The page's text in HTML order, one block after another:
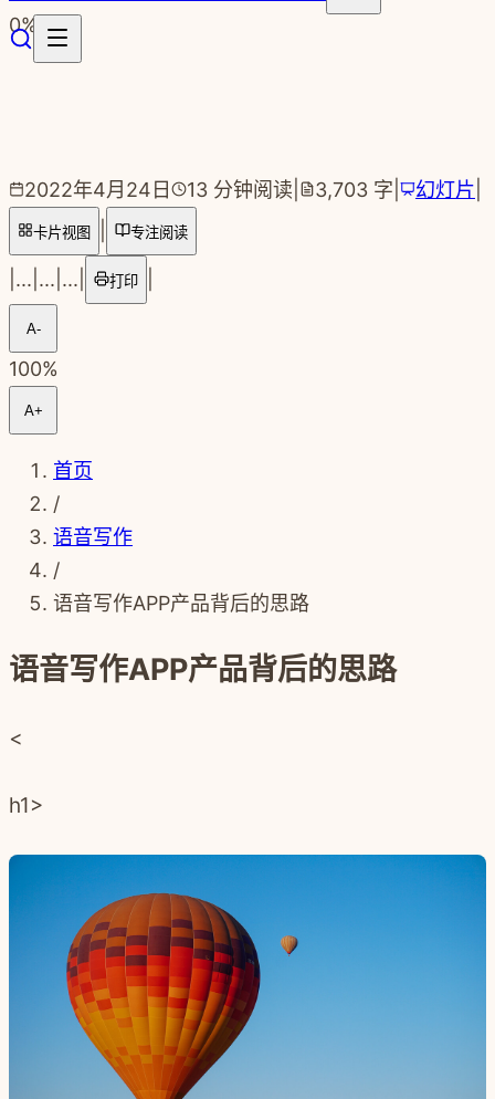
跳转到主要内容
0%
2022年4月24日 13 分钟阅读 3,703 字 幻灯片
卡片视图 专注阅读
... ... ... 打印
A-
100%
A+
首页
/
语音写作
/
语音写作APP产品背后的思路
语音写作APP产品背后的思路
<
h1>